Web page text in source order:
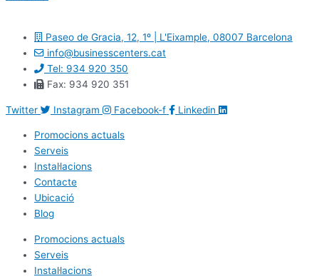
Paseo de Gracia, 12, 1º | L'Eixample, 08007 Barcelona
info@businesscenters.cat
Tel: 934 920 350
Fax: 934 920 351
Twitter Instagram Facebook-f Linkedin
Promocions actuals
Serveis
Instal·lacions
Contacte
Ubicació
Blog
Promocions actuals
Serveis
Instal·lacions